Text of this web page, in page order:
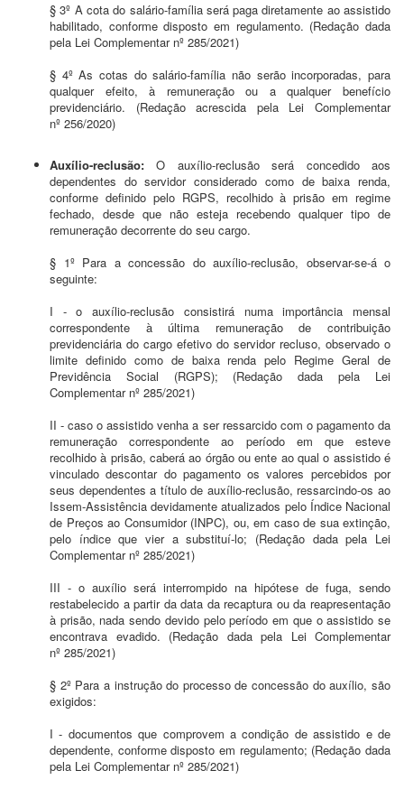
§ 3º A cota do salário-família será paga diretamente ao assistido
habilitado, conforme disposto em regulamento. (Redação dada
pela Lei Complementar nº 285/2021)
§ 4º As cotas do salário-família não serão incorporadas, para
qualquer efeito, à remuneração ou a qualquer benefício
previdenciário. (Redação acrescida pela Lei Complementar
nº 256/2020)
Auxílio-reclusão: O auxílio-reclusão será concedido aos
dependentes do servidor considerado como de baixa renda,
conforme definido pelo RGPS, recolhido à prisão em regime
fechado, desde que não esteja recebendo qualquer tipo de
remuneração decorrente do seu cargo.
§ 1º Para a concessão do auxílio-reclusão, observar-se-á o
seguinte:
I - o auxílio-reclusão consistirá numa importância mensal
correspondente à última remuneração de contribuição
previdenciária do cargo efetivo do servidor recluso, observado o
limite definido como de baixa renda pelo Regime Geral de
Previdência Social (RGPS); (Redação dada pela Lei
Complementar nº 285/2021)
II - caso o assistido venha a ser ressarcido com o pagamento da
remuneração correspondente ao período em que esteve
recolhido à prisão, caberá ao órgão ou ente ao qual o assistido é
vinculado descontar do pagamento os valores percebidos por
seus dependentes a título de auxílio-reclusão, ressarcindo-os ao
Issem-Assistência devidamente atualizados pelo Índice Nacional
de Preços ao Consumidor (INPC), ou, em caso de sua extinção,
pelo índice que vier a substituí-lo; (Redação dada pela Lei
Complementar nº 285/2021)
III - o auxílio será interrompido na hipótese de fuga, sendo
restabelecido a partir da data da recaptura ou da reapresentação
à prisão, nada sendo devido pelo período em que o assistido se
encontrava evadido. (Redação dada pela Lei Complementar
nº 285/2021)
§ 2º Para a instrução do processo de concessão do auxílio, são
exigidos:
I - documentos que comprovem a condição de assistido e de
dependente, conforme disposto em regulamento; (Redação dada
pela Lei Complementar nº 285/2021)